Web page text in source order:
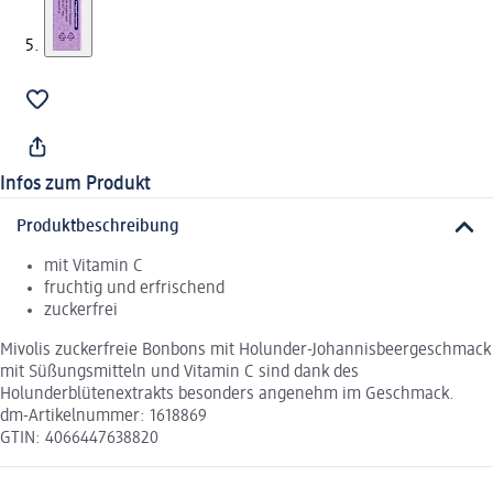
Infos zum Produkt
Produktbeschreibung
mit Vitamin C
fruchtig und erfrischend
zuckerfrei
Mivolis zuckerfreie Bonbons mit Holunder-Johannisbeergeschmack
mit Süßungsmitteln und Vitamin C sind dank des
Holunderblütenextrakts besonders angenehm im Geschmack.
dm-Artikelnummer: 1618869
GTIN: 4066447638820